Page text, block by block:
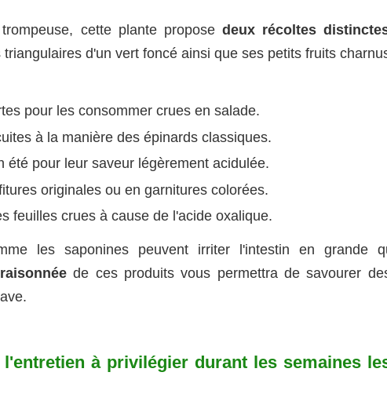
cette plante propose deux récoltes
d'un vert foncé ainsi que ses petits fruits
pour les consommer crues en salade.
à la manière des épinards classiques.
été pour leur saveur légèrement acidulée.
originales ou en garnitures colorées.
feuilles crues à cause de l'acide oxalique.
les saponines peuvent irriter l'intestin en grande
de ces produits vous permettra de savourer
à privilégier durant les semaines